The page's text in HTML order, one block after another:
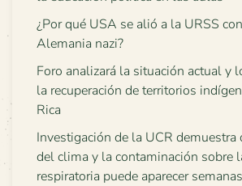
¿Por qué USA se alió a la URSS
Alemania nazi?
Foro analizará la situación actual y
la recuperación de territorios
Rica
Investigación de la UCR demuestra
del clima y la contaminación sobre
respiratoria puede aparecer